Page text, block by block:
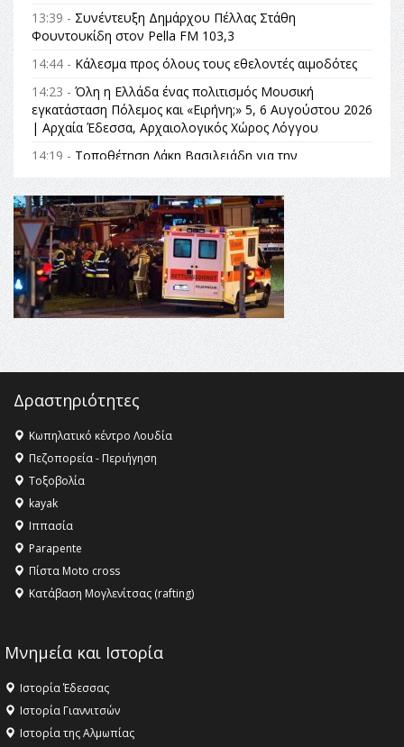
13:39 - Συνέντευξη Δημάρχου Πέλλας Στάθη
Φουντουκίδη στον Pella FM 103,3
14:44 - Κάλεσμα προς όλους τους εθελοντές αιμοδότες
14:23 - Όλη η Ελλάδα ένας πολιτισμός Μουσική
εγκατάσταση Πόλεμος και «Ειρήνη;» 5, 6 Αυγούστου 2026
| Αρχαία Έδεσσα, Αρχαιολογικός Χώρος Λόγγου
14:19 - Τοποθέτηση Λάκη Βασιλειάδη για την
Αναθεώρηση του Συντάγματος: «Σε τέτοιες κορυφαίες
θεσμικές διαδικασίες υπάρχει μόνο η ευθύνη απέναντι
στις επόμενες γενιές»
16:35 -Το πρόγραμμα του ΠΑΟΚ στον δεύτερο γύρο του
Champions League!
16:27 -
Όλυμπος: Εντάχθηκε στον Κατάλογο Παγκόσμιας
Κληρονομιάς της UNESCO – Ομόφωνη η απόφαση Ο
Όλυμπος αναγνωρίστηκε ως φυσικό και πολιτιστικό
αγαθό εξέχουσας οικουμενικής αξίας για την
ανθρωπότητα
ΣΤΗΝ ΕΔΕΣΣΑ
Δραστηριότητες
Κωπηλατικό κέντρο Λουδία
Πεζοπορεία - Περιήγηση
Τοξοβολία
kayak
Ιππασία
Parapente
Πίστα Moto cross
Κατάβαση Μογλενίτσας (rafting)
Μνημεία και Ιστορία
Ιστορία Έδεσσας
Ιστορία Γιαννιτσών
Ιστορία της Αλμωπίας